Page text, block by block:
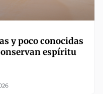
y poco conocidas
espíritu